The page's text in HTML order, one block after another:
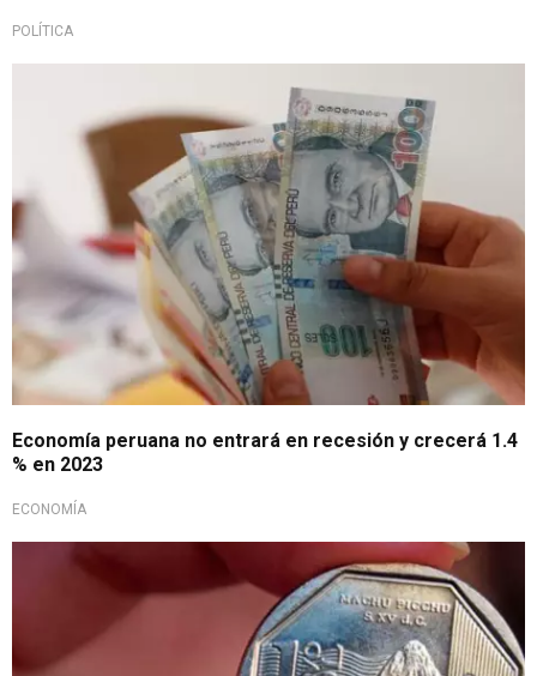
POLÍTICA
Economía peruana no entrará en recesión y crecerá 1.4
% en 2023
ECONOMÍA